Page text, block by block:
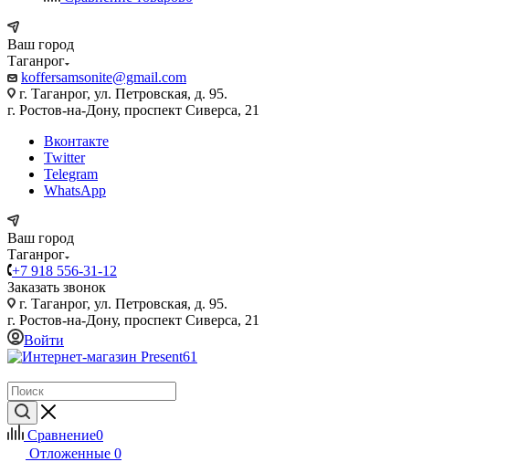
Ваш город
Таганрог
koffersamsonite@gmail.com
г. Таганрог, ул. Петровская, д. 95.
г. Ростов-на-Дону, проспект Сиверса, 21
Вконтакте
Twitter
Telegram
WhatsApp
Ваш город
Таганрог
+7 918 556-31-12
Заказать звонок
г. Таганрог, ул. Петровская, д. 95.
г. Ростов-на-Дону, проспект Сиверса, 21
Войти
Сравнение0
Отложенные 0